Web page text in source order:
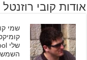
אודות קובי רוזנטל
השמש